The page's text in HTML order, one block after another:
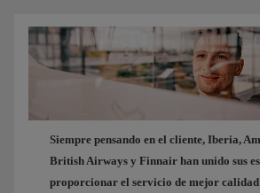
Siempre pensando en el cliente, Iberia,
British Airways y Finnair han unido sus
proporcionar el servicio de mejor calidad